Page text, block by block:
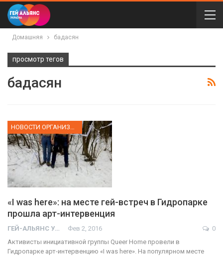
Домашняя бадасян
просмотр тегов
бадасян
«I was here»: на месте гей-встреч в Гидропарке
прошла арт-интервенция
ГЕЙ-АЛЬЯНС УКРАИНА Фев 2, 2016
0
Активисты инициативной группы Queer Home провели в
Гидропарке арт-интервенцию «I was here». На популярном месте